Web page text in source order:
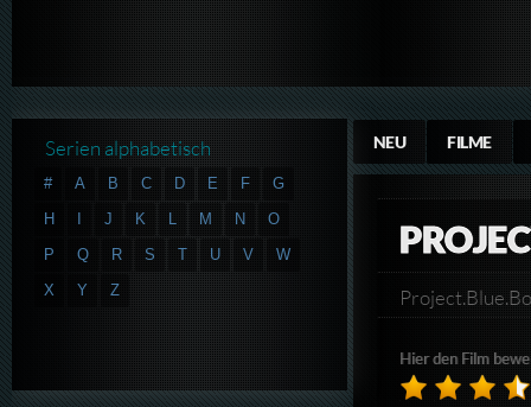
NEU FILME
Hier den Film
Serien alphabetisch
# A B C D E F
G
H
I J K L M N
O
P
Q R S T U V
W
X
Y Z